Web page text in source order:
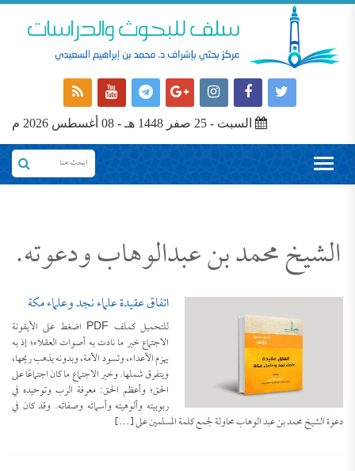
السبت - 25 صفر 1448 هـ - 08 أغسطس 2026 م
الشيخ محمد بن عبدالوهاب ودعوته.
اتفاق عقيدة علماء نجد وعلماء مكة
للتحميل كملف PDF اضغط على الأيقونة
الاجتماع خير ما نادت به أصوات العقلاء؛ إذ به
يهزم الأعداء، وتسود الأمة، وبدونه يذهب ريحها،
ويتفرق شملها. وخير الاجتماع ما كان اجتماعًا على
الحق؛ وأعظم الحق: معرفة الرب وتوحيده في
ربوبيته وألوهيته وأسمائه وصفاته. وقد كان في
دعوة الشيخ محمد بن عبد الوهاب محاولة لجمع كلمة المسلمين على […]